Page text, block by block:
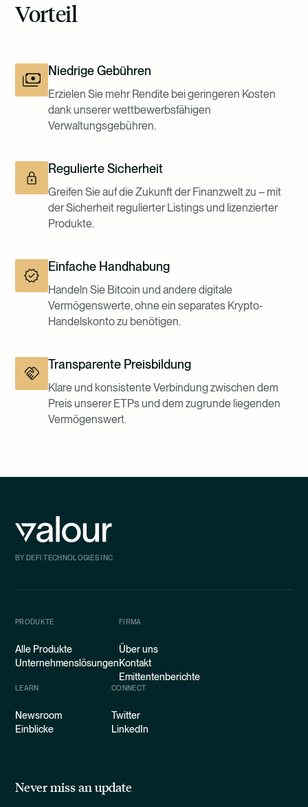
Vorteil
Niedrige Gebühren
Erzielen Sie mehr Rendite bei geringeren Kosten
dank unserer wettbewerbsfähigen
Verwaltungsgebühren.
Regulierte Sicherheit
Greifen Sie auf die Zukunft der Finanzwelt zu – mit
der Sicherheit regulierter Listings und lizenzierter
Produkte.
Einfache Handhabung
Handeln Sie Bitcoin und andere digitale
Vermögenswerte, ohne ein separates Krypto-
Handelskonto zu benötigen.
Transparente Preisbildung
Klare und konsistente Verbindung zwischen dem
Preis unserer ETPs und dem zugrunde liegenden
Vermögenswert.
BY DEFI TECHNOLOGIES INC.
PRODUKTE
Alle Produkte
Unternehmenslösungen
FIRMA
Über uns
Kontakt
Emittentenberichte
LEARN
Newsroom
Einblicke
CONNECT
Twitter
LinkedIn
Never miss an update